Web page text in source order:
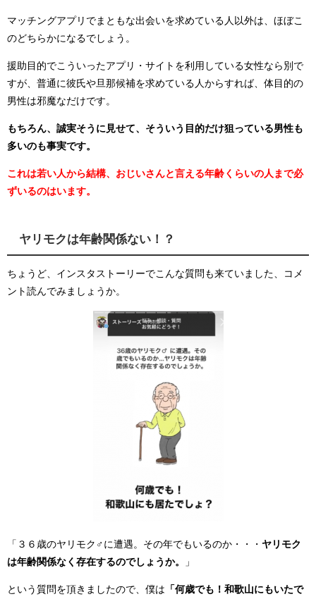
マッチングアプリでまともな出会いを求めている人以外は、ほぼこ
のどちらかになるでしょう。
援助目的でこういったアプリ・サイトを利用している女性なら別で
すが、普通に彼氏や旦那候補を求めている人からすれば、体目的の
男性は邪魔なだけです。
もちろん、誠実そうに見せて、そういう目的だけ狙っている男性も
多いのも事実です。
これは若い人から結構、おじいさんと言える年齢くらいの人まで必
ずいるのはいます。
ヤリモクは年齢関係ない！？
ちょうど、インスタストーリーでこんな質問も来ていました、コメ
ント読んでみましょうか。
「３６歳のヤリモク♂に遭遇。その年でもいるのか・・・ ヤリモク
は年齢関係なく存在するのでしょうか。
」
という質問を頂きましたので、僕は 「何歳でも！和歌山にもいたで